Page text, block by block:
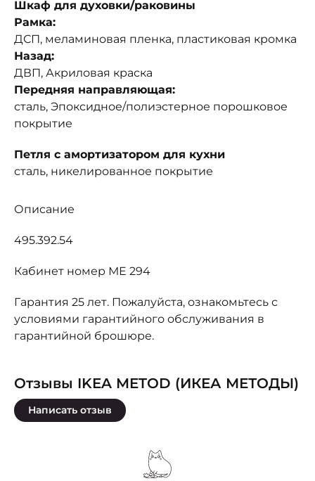
Шкаф для духовки/раковины
Рамка:
ДСП, меламиновая пленка, пластиковая кромка
Назад:
ДВП, Акриловая краска
Передняя направляющая:
сталь, Эпоксидное/полиэстерное порошковое
покрытие
Петля с амортизатором для кухни
сталь, никелированное покрытие
Описание
495.392.54
Кабинет номер МЕ 294
Гарантия 25 лет. Пожалуйста, ознакомьтесь с
условиями гарантийного обслуживания в
гарантийной брошюре.
Отзывы IKEA METOD (ИКЕА МЕТОДЫ)
Написать отзыв